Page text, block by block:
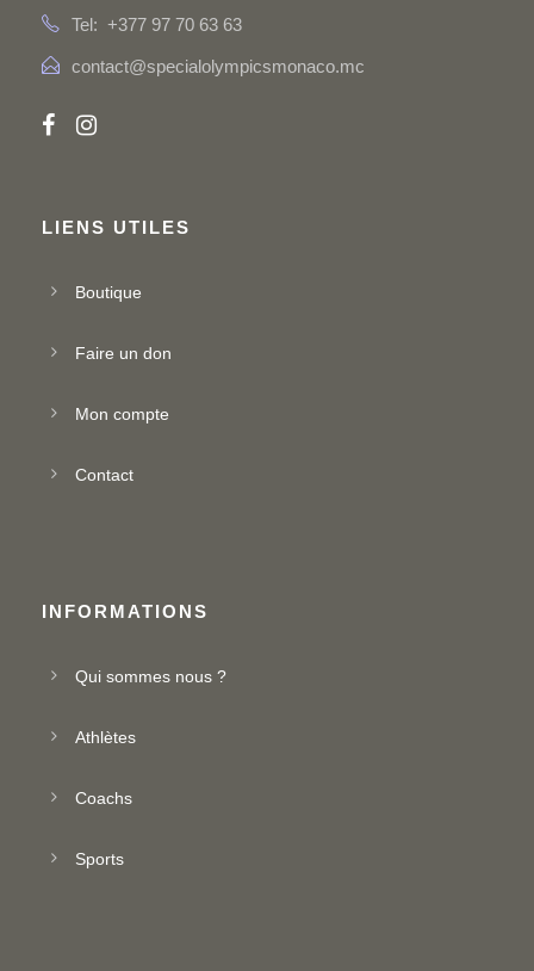
Tel: +377 97 70 63 63
contact@specialolympicsmonaco.mc
LIENS UTILES
Boutique
Faire un don
Mon compte
Contact
INFORMATIONS
Qui sommes nous ?
Athlètes
Coachs
Sports